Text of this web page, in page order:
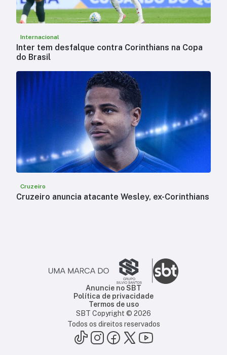
Internacional
Inter tem desfalque contra Corinthians na Copa
do Brasil
Cruzeiro
Cruzeiro anuncia atacante Wesley, ex-Corinthians
Anuncie no SBT
Política de privacidade
Termos de uso
SBT Copyright © 2026
Todos os direitos reservados